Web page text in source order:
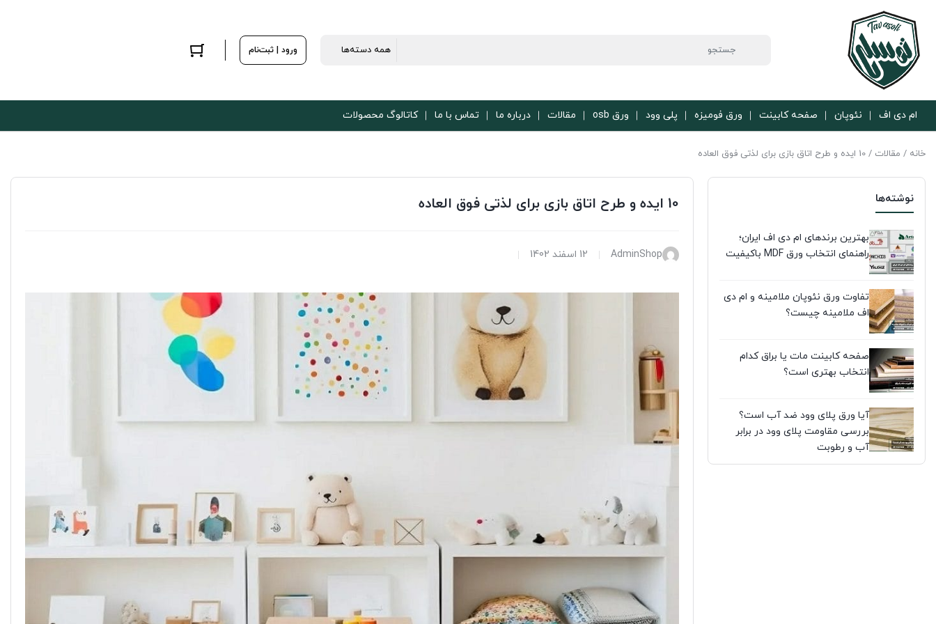
ورود | ثبت‌نام
ام دی اف نئوپان صفحه کابینت ورق فومیزه پلی وود ورق osb مقالات درباره ما تماس با ما کاتالوگ محصولات
خانه / مقالات / 10 ایده و طرح اتاق بازی برای لذتی فوق العاده
نوشته‌ها
بهترین برندهای ام دی اف ایران؛
راهنمای انتخاب ورق MDF باکیفیت
تفاوت ورق نئوپان ملامینه و ام دی
اف ملامینه چیست؟
صفحه کابینت مات یا براق کدام
انتخاب بهتری است؟
آیا ورق پلای وود ضد آب است؟
بررسی مقاومت پلای وود در برابر
آب و رطوبت
10 ایده و طرح اتاق بازی برای لذتی فوق العاده
AdminShop 12 اسفند 1402